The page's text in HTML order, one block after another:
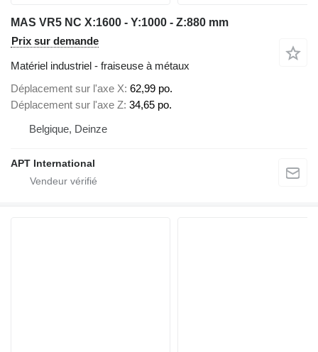
MAS VR5 NC X:1600 - Y:1000 - Z:880 mm
Prix sur demande
Matériel industriel - fraiseuse à métaux
Déplacement sur l'axe X 62,99 po.
Déplacement sur l'axe Z 34,65 po.
Belgique, Deinze
APT International